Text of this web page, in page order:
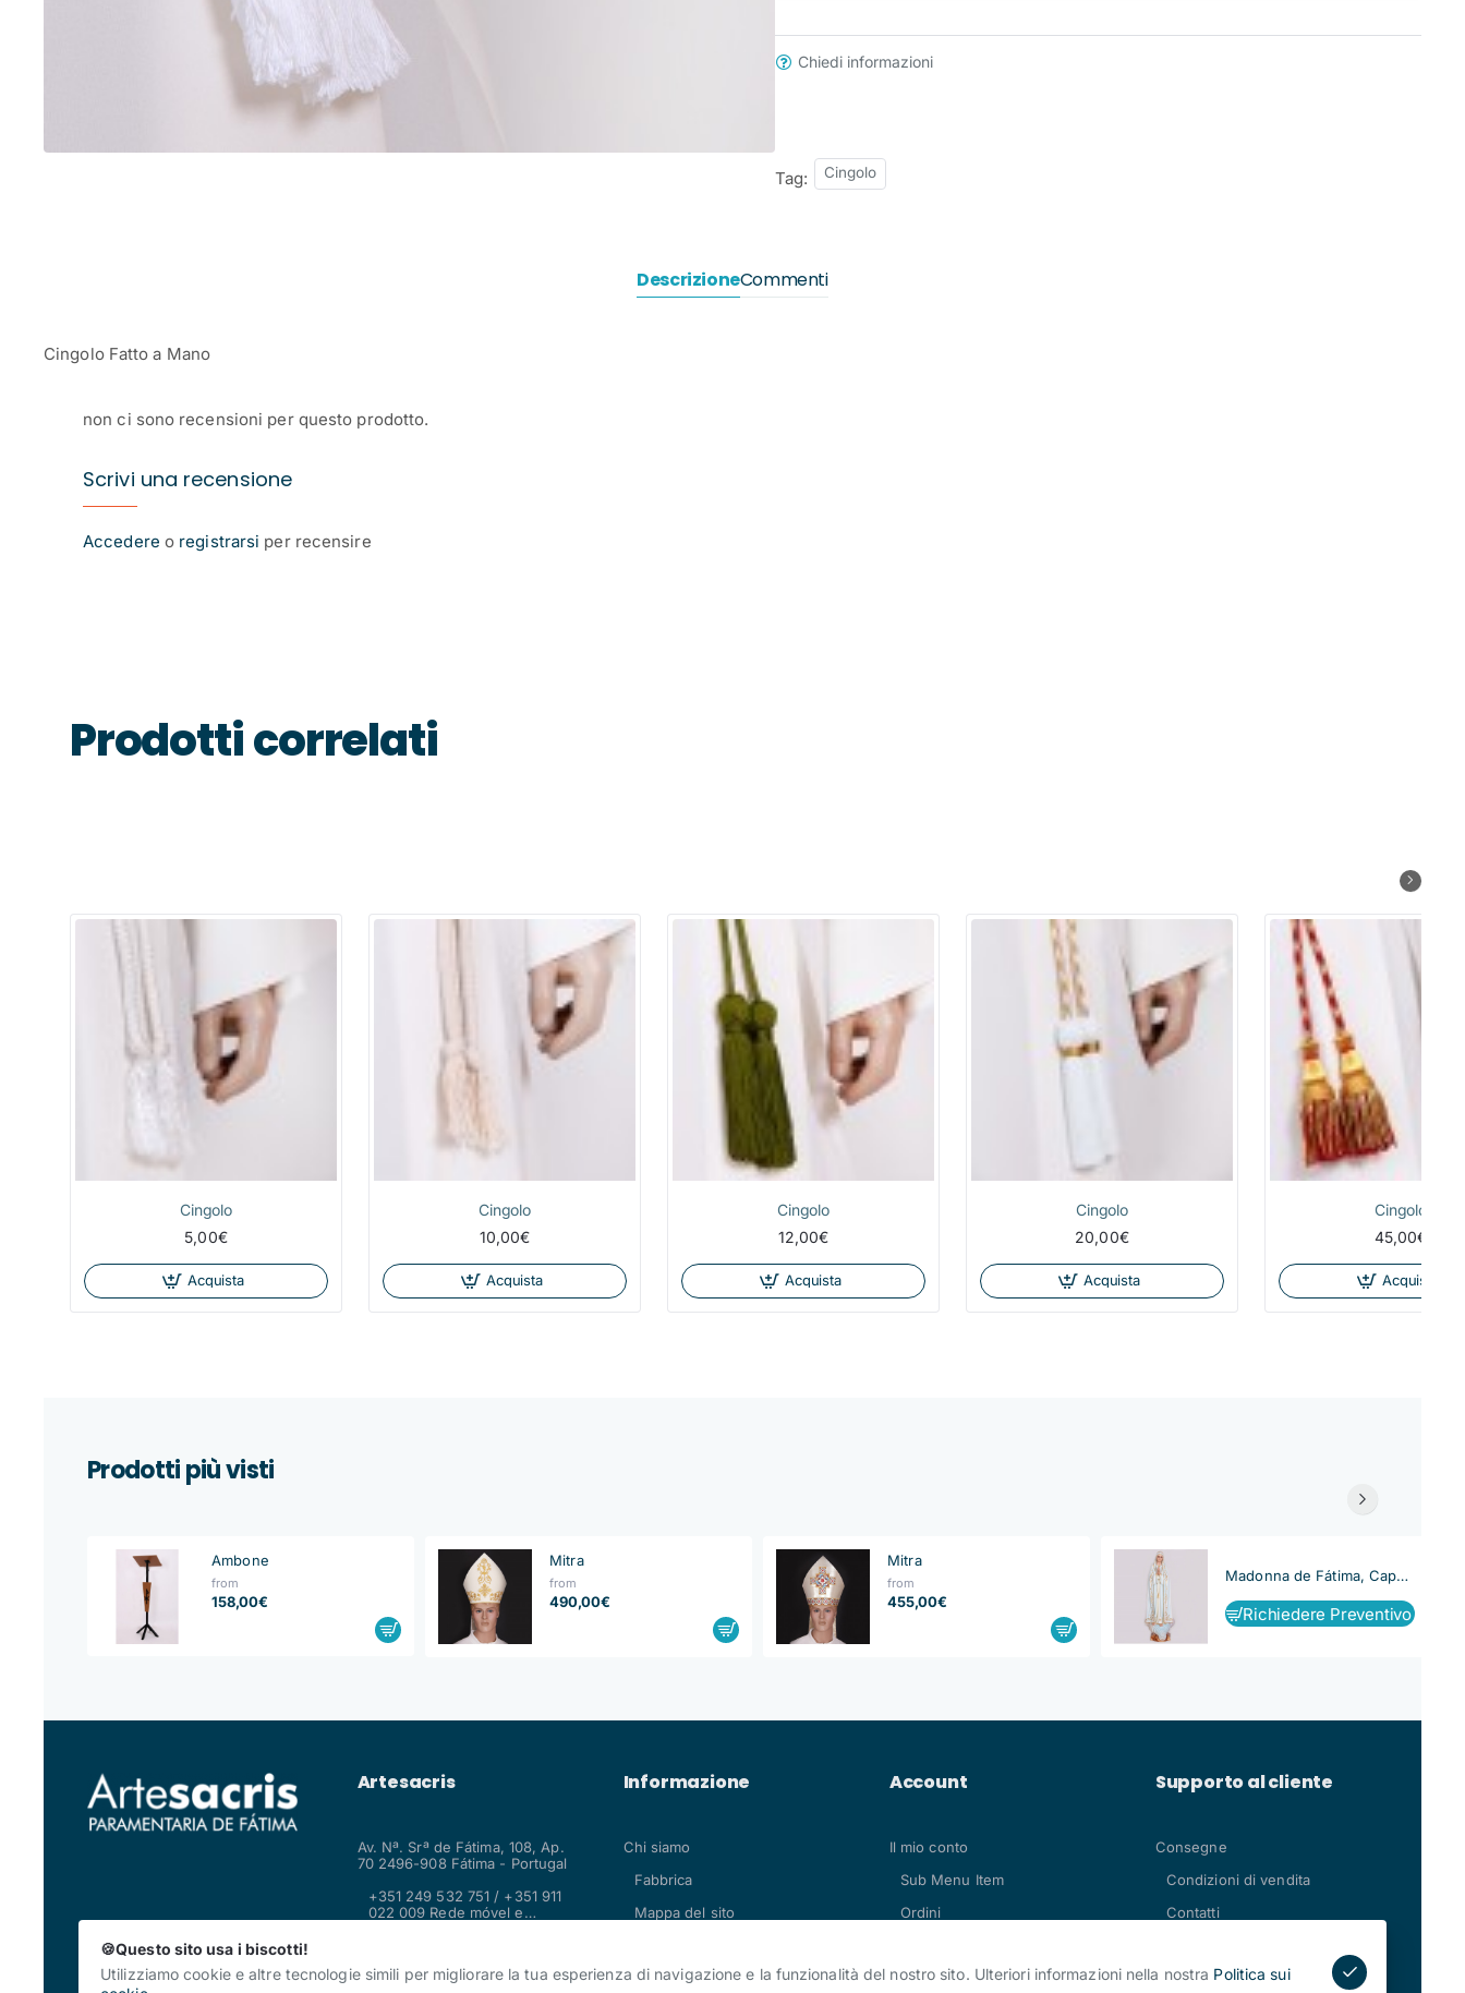
🍪Questo sito usa i biscotti!
Utilizziamo cookie e altre tecnologie simili per migliorare la tua esperienza di navigazione e la funzionalità del nostro sito. Ulteriori informazioni nella nostra Politica sui
Chiedi informazioni
Tag: Cingolo
DescrizioneCommenti
Cingolo Fatto a Mano
non ci sono recensioni per questo prodotto.
Scrivi una recensione
Accedere o registrarsi per recensire
Prodotti correlati
Cingolo
5,00€
Acquista
Cingolo
10,00€
Acquista
Cingolo
12,00€
Acquista
Cingolo
20,00€
Acquista
Cingolo
45,00€
Acquista
Prodotti più visti
Ambone
from
158,00€
Mitra
from
490,00€
Mitra
from
455,00€
Madonna de Fátima, Capelinha
Richiedere Preventivo
Artesacris
Av. Nª. Srª de Fátima, 108, Ap.
70 2496-908 Fátima - Portugal
+351 249 532 751 / +351 911
022 009 Rede móvel e
Informazione
Chi siamo
Fabbrica
Mappa del sito
Account
Il mio conto
Sub Menu Item
Ordini
Supporto al cliente
Consegne
Condizioni di vendita
Contatti